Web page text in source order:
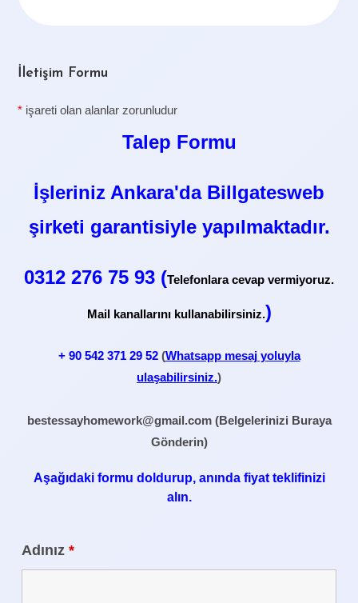
İletişim Formu
* işareti olan alanlar zorunludur
Talep Formu
İşleriniz Ankara'da Billgatesweb
şirketi garantisiyle yapılmaktadır.
0312 276 75 93 (Telefonlara cevap vermiyoruz.
Mail kanallarını kullanabilirsiniz.)
+ 90 542 371 29 52(Whatsapp mesaj yoluyla
ulaşabilirsiniz.)
bestessayhomework@gmail.com(Belgelerinizi Buraya
Gönderin)
Aşağıdaki formu doldurup, anında fiyat teklifinizi
alın.
Adınız*